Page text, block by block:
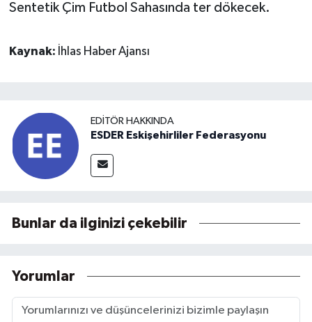
Sentetik Çim Futbol Sahasında ter dökecek.
Kaynak: İhlas Haber Ajansı
EDITÖR HAKKINDA
ESDER Eskişehirliler Federasyonu
Bunlar da ilginizi çekebilir
Yorumlar